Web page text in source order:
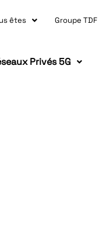
êtes Groupe TDF
Privés 5G